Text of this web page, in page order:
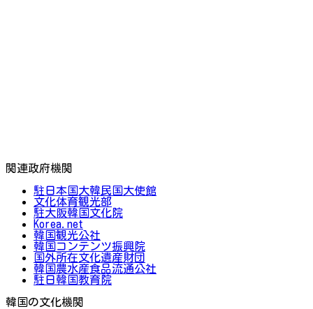
関連政府機関
駐日本国大韓民国大使館
文化体育観光部
駐大阪韓国文化院
Korea.net
韓国観光公社
韓国コンテンツ振興院
国外所在文化遺産財団
韓国農水産食品流通公社
駐日韓国教育院
韓国の文化機関